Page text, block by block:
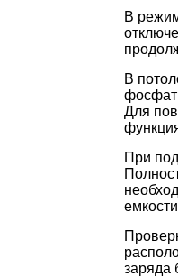
В
В
Для
При
заряда